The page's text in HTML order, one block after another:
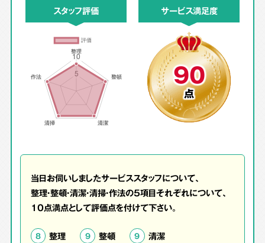
スタッフ評価 サービス満足度
90
点
当日お伺いしましたサービススタッフについて、
整理・整頓・清潔・清掃・作法の5項目それぞれについて、
10点満点として評価点を付けて下さい。
8 整理 9 整頓 9 清潔